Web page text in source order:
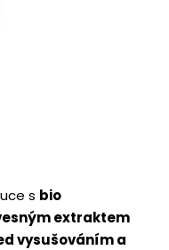
s bio
extraktem
vysušováním a